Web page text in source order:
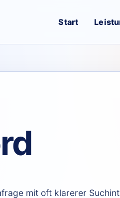
Start
mit oft klarerer